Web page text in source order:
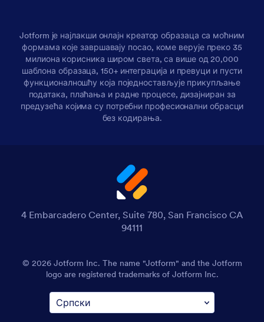
Jotform је најлакши онлајн креатор образаца са моћним
формама које завршавају посао, коме верује преко 35
милиона корисника широм света, са више од 20,000
шаблона образаца, 150+ интеграција и превуци и пусти
функционалношћу која поједностављује прикупљање
података, плаћања и радне процесе, дизајниран за
предузећа којима су потребни професионални обрасци
без кодирања.
4 Embarcadero Center, Suite 780, San Francisco CA
94111
© 2026 Jotform Inc. The name "Jotform" and the Jotform
logo are registered trademarks of Jotform Inc.